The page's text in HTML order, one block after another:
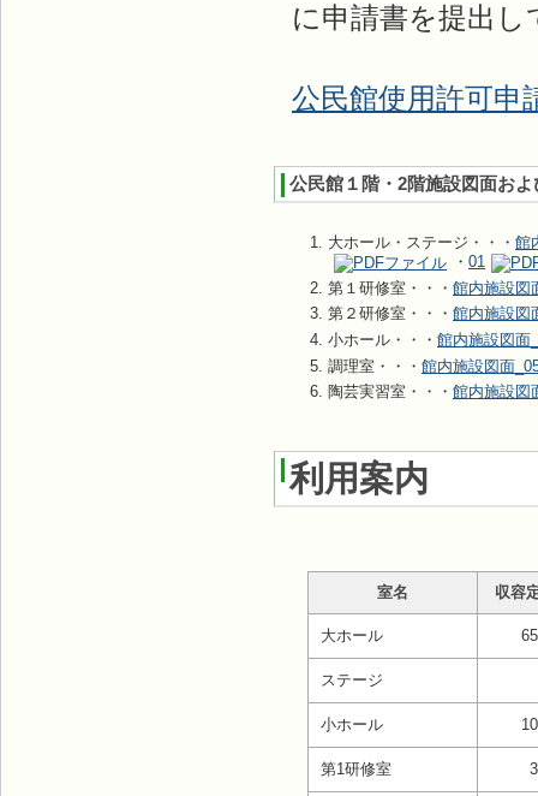
に申請書を提出
公民館使用許可申
公民館１階・2階施設図面およ
大ホール・ステージ・・・ 館
・ 01
第１研修室・・・ 館内施設図
第２研修室・・・ 館内施設図
小ホール・・・ 館内施設図面
調理室・・・ 館内施設図面
陶芸実習室・・・ 館内施設図
利用案内
室名 収容
大ホール
ステージ
小ホール
第1研修室